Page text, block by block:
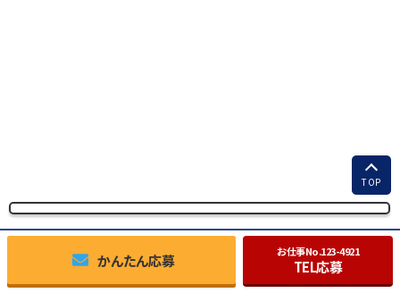
お仕事No.123-4921
TEL応募
かんたん応募
TOP